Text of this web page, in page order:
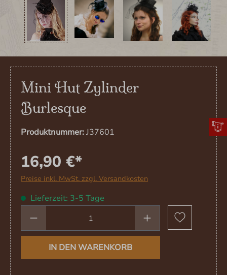
Mini Hut Zylinder
Burlesque
Produktnummer:J37601
16,90 €*
Preise inkl. MwSt. zzgl. Versandkosten
Lieferzeit: 3-5 Tage
Produkt Anzahl: Gib den
IN DEN WARENKORB